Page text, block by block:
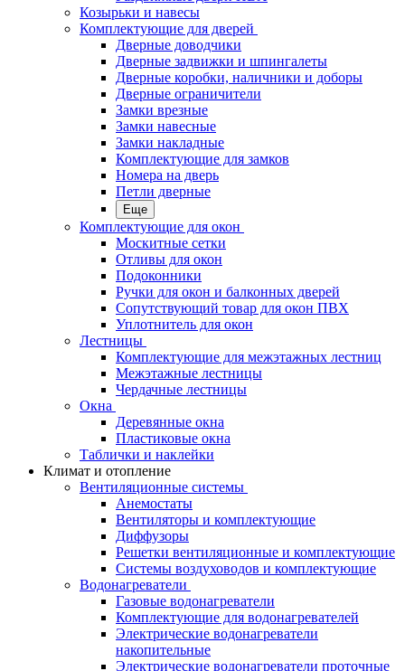
Козырьки и навесы
Комплектующие для дверей
Дверные доводчики
Дверные задвижки и шпингалеты
Дверные коробки, наличники и доборы
Дверные ограничители
Замки врезные
Замки навесные
Замки накладные
Комплектующие для замков
Номера на дверь
Петли дверные
Еще
Комплектующие для окон
Москитные сетки
Отливы для окон
Подоконники
Ручки для окон и балконных дверей
Сопутствующий товар для окон ПВХ
Уплотнитель для окон
Лестницы
Комплектующие для межэтажных лестниц
Межэтажные лестницы
Чердачные лестницы
Окна
Деревянные окна
Пластиковые окна
Таблички и наклейки
Климат и отопление
Вентиляционные системы
Анемостаты
Вентиляторы и комплектующие
Диффузоры
Решетки вентиляционные и комплектующие
Системы воздуховодов и комплектующие
Водонагреватели
Газовые водонагреватели
Комплектующие для водонагревателей
Электрические водонагреватели
накопительные
Электрические водонагреватели проточные